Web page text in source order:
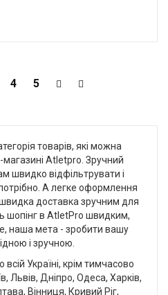
4 5
товарів, які можна
Atletpro. Зручний
швидко відфільтрувати і
А легке оформлення
доставка зручним для
шопінг в AtletPro швидким,
наша мета - зробити вашу
і зручною.
Україні, крім тимчасово
Львів, Дніпро, Одеса, Харків,
Вінниця, Кривий Ріг,